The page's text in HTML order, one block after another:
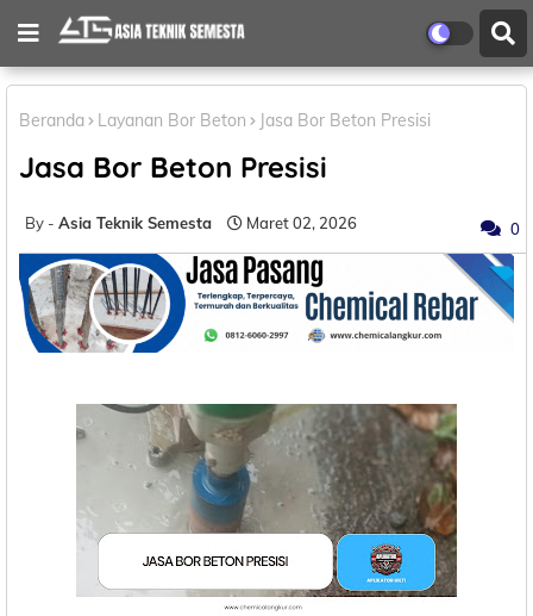
Beranda Layanan Bor Beton Jasa Bor Beton Presisi
Jasa Bor Beton Presisi
Asia Teknik Semesta Maret 02, 2026 0